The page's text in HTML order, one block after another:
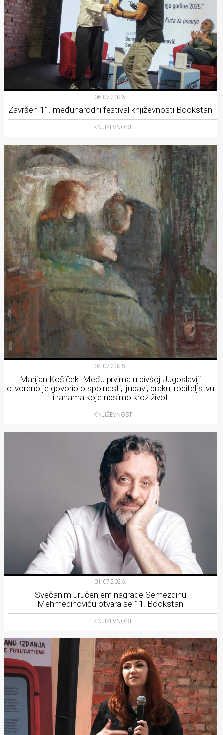
06.07.2026.
Završen 11. međunarodni festival književnosti Bookstan
KNJIŽEVNOST
02.07.2026.
Marijan Košiček: Među prvima u bivšoj Jugoslaviji
otvoreno je govorio o spolnosti, ljubavi, braku, roditeljstvu
i ranama koje nosimo kroz život
KNJIŽEVNOST
01.07.2026.
Svečanim uručenjem nagrade Semezdinu
Mehmedinoviću otvara se 11. Bookstan
KNJIŽEVNOST